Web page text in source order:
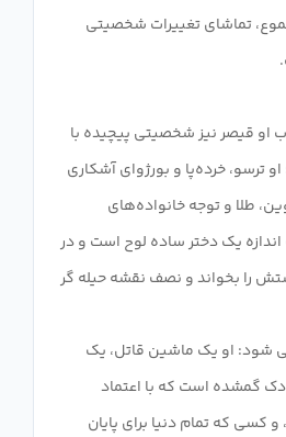
تماشای تغییرات شخصیتی
او قیصر نیز شخصیتی پیچیده با
ترسو، خرده‌پا و بورژوای آشکاری
طلا و توجه خانواده‌های
یک دختر ساده لوح است و در
را بخواند و نصف نقشه حیله گر
شود: او یک ماشین قاتل، یک
گمشده است که با اعتماد
و کسی که تمام دنیا برای پایان